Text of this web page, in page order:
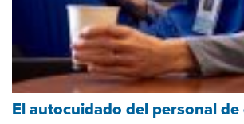
El autocuidado del personal